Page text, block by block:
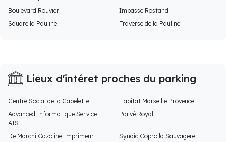
Boulevard Rouvier
Impasse Rostand
Square la Pauline
Traverse de la Pauline
Lieux d'intéret proches du parking
Centre Social de la Capelette
Habitat Marseille Provence
Advanced Informatique Service
AIS
Parvé Royal
De Marchi Gazoline Imprimeur
Syndic Copro la Sauvagere